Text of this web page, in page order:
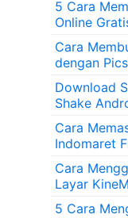
5 Cara
Online
Cara
dengan
Download
Shake
Cara
Indomaret
Cara
Layar
5 Cara